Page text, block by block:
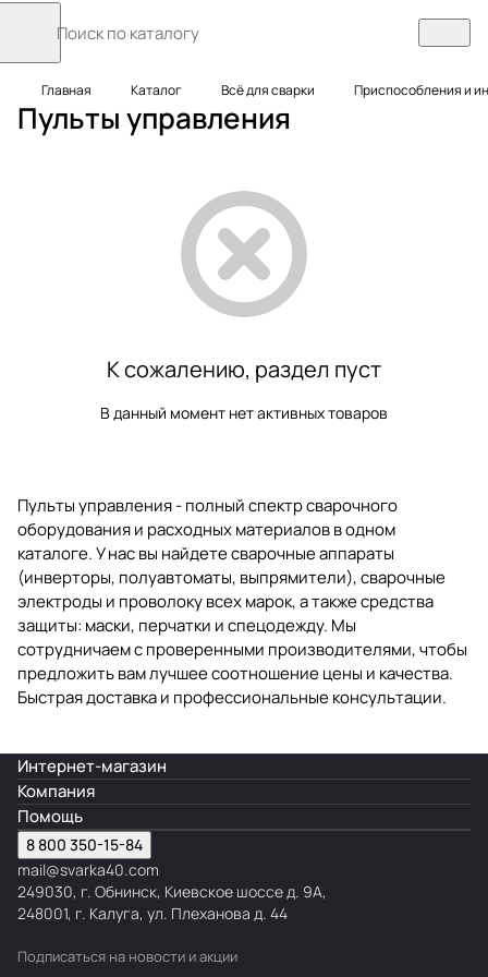
Главная Каталог Всё для сварки Приспособления и
Пульты управления
К сожалению, раздел пуст
В данный момент нет активных товаров
Пульты управления - полный спектр сварочного
оборудования и расходных материалов в одном
каталоге. У нас вы найдете сварочные аппараты
(инверторы, полуавтоматы, выпрямители), сварочные
электроды и проволоку всех марок, а также средства
защиты: маски, перчатки и спецодежду. Мы
сотрудничаем с проверенными производителями, чтобы
предложить вам лучшее соотношение цены и качества.
Быстрая доставка и профессиональные консультации.
Интернет-магазин
Компания
Помощь
8 800 350-15-84
mail@svarka40.com
249030, г. Обнинск, Киевское шоссе д. 9А,
248001, г. Калуга, ул. Плеханова д. 44
Подписаться на новости и акции